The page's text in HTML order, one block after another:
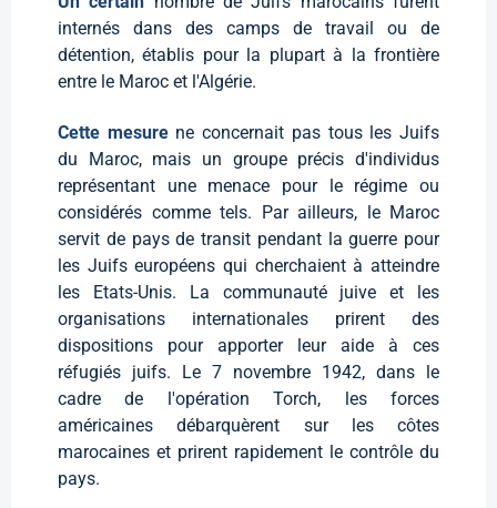
internés dans des camps de travail ou de
détention, établis pour la plupart à la frontière
entre le Maroc et l'Algérie.
Cette mesure ne concernait pas tous les Juifs
du Maroc, mais un groupe précis d'individus
représentant une menace pour le régime ou
considérés comme tels. Par ailleurs, le Maroc
servit de pays de transit pendant la guerre pour
les Juifs européens qui cherchaient à atteindre
les Etats-Unis. La communauté juive et les
organisations internationales prirent des
dispositions pour apporter leur aide à ces
réfugiés juifs. Le 7 novembre 1942, dans le
cadre de l'opération Torch, les forces
américaines débarquèrent sur les côtes
marocaines et prirent rapidement le contrôle du
pays.